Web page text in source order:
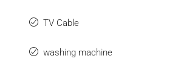
TV Cable
washing machine